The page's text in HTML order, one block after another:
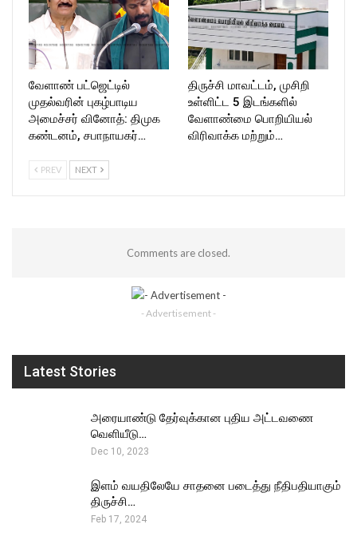
வேளாண் பட்ஜெட்டில்
முதல்வரின் புகழ்பாடிய
அமைச்சர் வினோத்: திமுக
கண்டனம், சபாநாயகர்…
திருச்சி மாவட்டம், முசிறி
உள்ளிட்ட 5 இடங்களில்
வேளாண்மை பொறியியல்
விரிவாக்க மற்றும்…
PREV NEXT
Comments are closed.
- Advertisement -
Latest Stories
அரையாண்டு தேர்வுக்கான புதிய அட்டவணை
வெளியீடு…
Dec 10, 2023
இளம் வயதிலேயே சாதனை படைத்து நீதிபதியாகும்
திருச்சி…
Feb 17, 2024